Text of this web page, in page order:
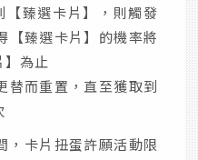
臻選卡片】，則觸發
【臻選卡片】的機率將
】為止
替而重置，直至獲取到
，卡片扭蛋許願活動限